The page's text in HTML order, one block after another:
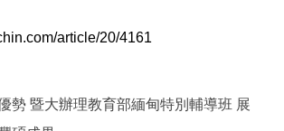
article/20/4161
勢 暨大辦理教育部緬甸特別輔導班 展